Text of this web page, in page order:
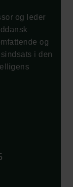
og leder
og
i den